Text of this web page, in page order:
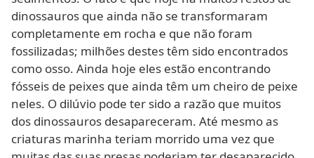
dinossauros que ainda não se transformaram
completamente em rocha e que não foram
fossilizadas; milhões destes têm sido encontrados
como osso. Ainda hoje eles estão encontrando
fósseis de peixes que ainda têm um cheiro de peixe
neles. O dilúvio pode ter sido a razão que muitos
dos dinossauros desapareceram. Até mesmo as
criaturas marinha teriam morrido uma vez que